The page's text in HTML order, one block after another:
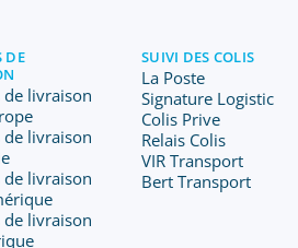
DE
de livraison
de livraison
de livraison
de livraison
SUIVI DES COLIS
La Poste
Signature Logistic
Colis Prive
Relais Colis
VIR Transport
Bert Transport